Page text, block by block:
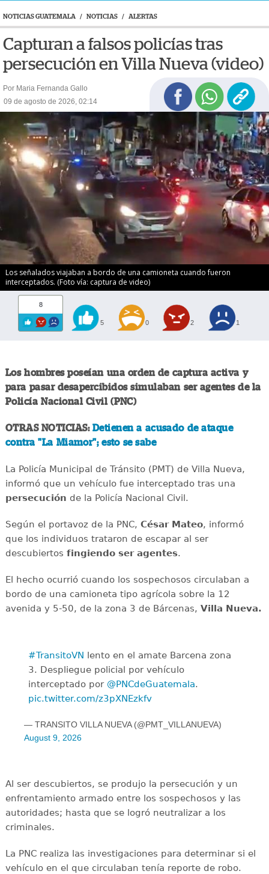
NOTICIAS GUATEMALA / NOTICIAS / ALERTAS
Capturan a falsos policías tras
persecución en Villa Nueva (video)
Por Maria Fernanda Gallo
09 de agosto de 2026, 02:14
Los señalados viajaban a bordo de una camioneta cuando fueron
interceptados. (Foto vía: captura de video)
8
5 0 2 1
Los hombres poseían una orden de captura activa y
para pasar desapercibidos simulaban ser agentes de la
Policía Nacional Civil (PNC)
OTRAS NOTICIAS: Detienen a acusado de ataque
contra "La Miamor"; esto se sabe
La Policía Municipal de Tránsito (PMT) de Villa Nueva,
informó que un vehículo fue interceptado tras una
persecución de la Policía Nacional Civil.
Según el portavoz de la PNC, César Mateo, informó
que los individuos trataron de escapar al ser
descubiertos fingiendo ser agentes.
El hecho ocurrió cuando los sospechosos circulaban a
bordo de una camioneta tipo agrícola sobre la 12
avenida y 5-50, de la zona 3 de Bárcenas, Villa Nueva.
#TransitoVN lento en el amate Barcena zona
3. Despliegue policial por vehículo
interceptado por @PNCdeGuatemala.
pic.twitter.com/z3pXNEzkfv
— TRANSITO VILLA NUEVA (@PMT_VILLANUEVA)
August 9, 2026
Al ser descubiertos, se produjo la persecución y un
enfrentamiento armado entre los sospechosos y las
autoridades; hasta que se logró neutralizar a los
criminales.
La PNC realiza las investigaciones para determinar si el
vehículo en el que circulaban tenía reporte de robo.